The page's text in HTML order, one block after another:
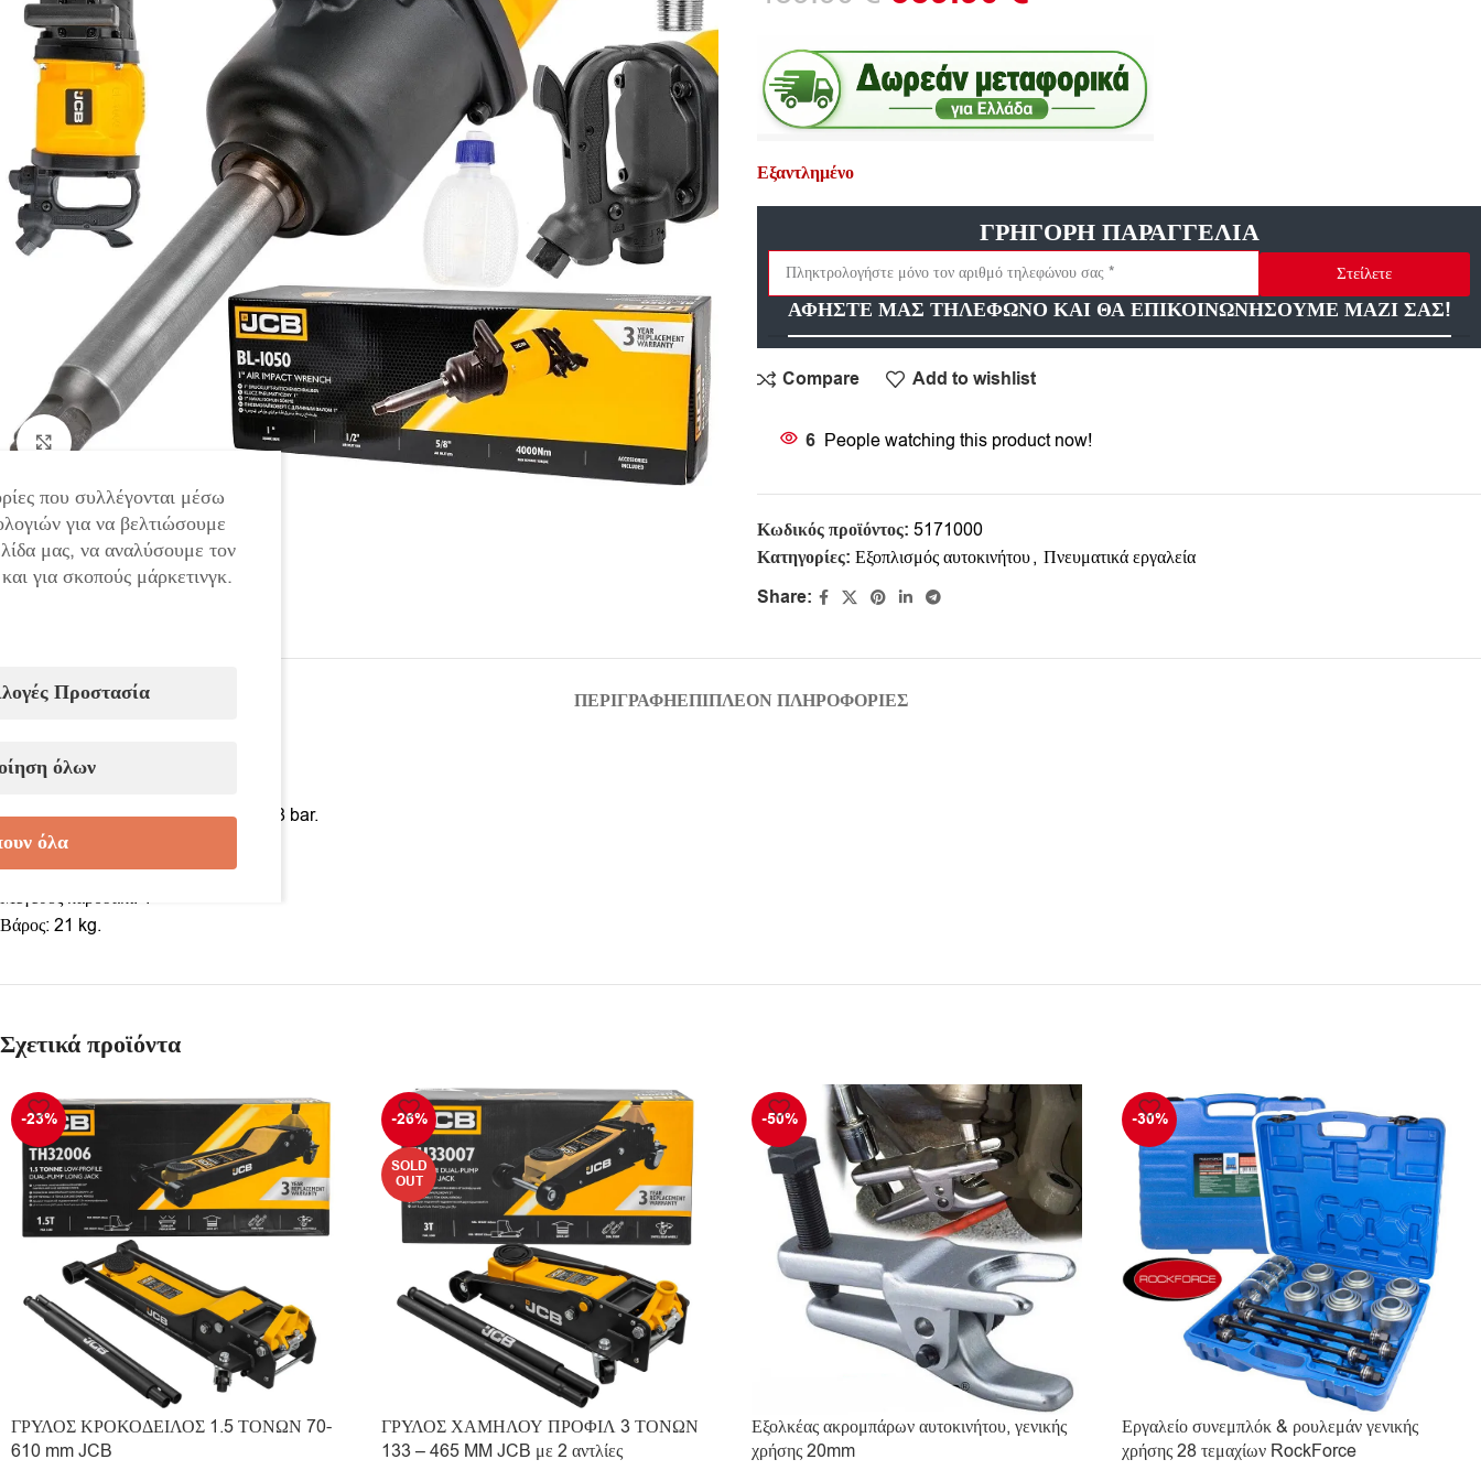
Click to enlarge
Εξαντλημένο
ΓΡΗΓΟΡΗ ΠΑΡΑΓΓΕΛΙΑ
Στείλετε
ΑΦΗΣΤΕ ΜΑΣ ΤΗΛΕΦΩΝΟ ΚΑΙ ΘΑ ΕΠΙΚΟΙΝΩΝΗΣΟΥΜΕ ΜΑΖΙ ΣΑΣ!
Compare Add to wishlist
6 People watching this product now!
Κωδικός προϊόντος: 5171000
Κατηγορίες: Εξοπλισμός αυτοκινήτου, Πνευματικά εργαλεία
Share:
ΠΕΡΙΓΡΑΦΉΕΠΙΠΛΈΟΝ ΠΛΗΡΟΦΟΡΊΕΣ
ΤΕΧΝΙΚΑ ΧΑΡΑΚΤΗΡΙΣΤΙΚΑ:
Συνιστώμενη πίεση λειτουργίας: 6,3 – 8 bar.
Μέγιστη ροπή στρέψης: 4000 Nm
Καρέ σύνδεσης: 1/2”
Μέγεθος καρυδάκι: 1″
Βάρος: 21 kg.
Σχετικά προϊόντα
-23%
ΓΡΥΛΟΣ ΚΡΟΚΟΔΕΙΛΟΣ 1.5 ΤΟΝΩΝ 70-
610 mm JCB
-26%
SOLD
OUT
ΓΡΥΛΟΣ ΧΑΜΗΛΟΥ ΠΡΟΦΙΛ 3 ΤΟΝΩΝ
133 – 465 MM JCB με 2 αντλίες
-50%
Εξολκέας ακρομπάρων αυτοκινήτου, γενικής
χρήσης 20mm
-30%
Εργαλείο συνεμπλόκ & ρουλεμάν γενικής
χρήσης 28 τεμαχίων RockForce
που συλλέγονται μέσω
για να βελτιώσουμε
μας, να αναλύσουμε τον
για σκοπούς μάρκετινγκ.
Προστασία
όλων
όλα